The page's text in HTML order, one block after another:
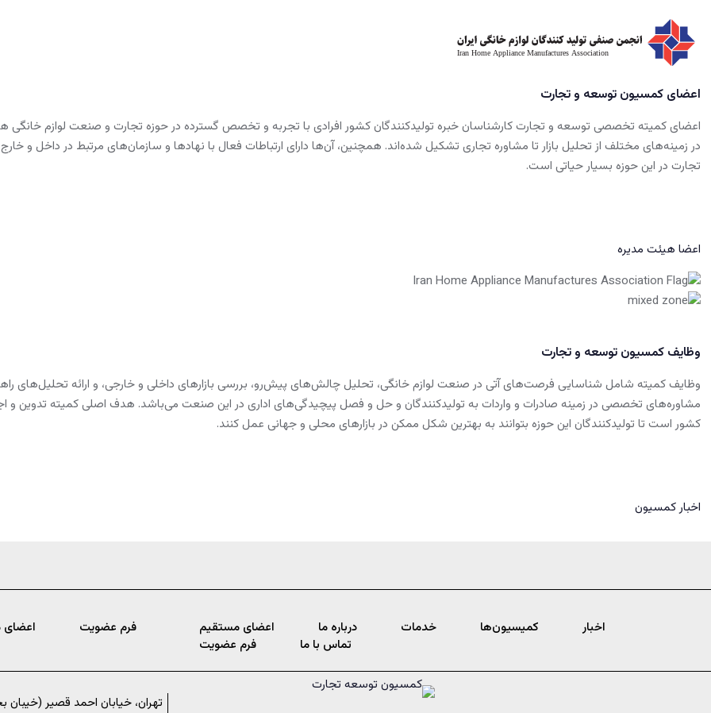
اعضای کمسیون توسعه و تجارت
اعضای کمیته تخصصی توسعه و تجارت کارشناسان خبره تولیدکنندگان کشور افرادی با تجربه و تخصص گسترده در حوزه تجارت و صنعت لوازم خانگی
در زمینه‌های مختلف از تحلیل بازار تا مشاوره تجاری تشکیل شده‌اند. همچنین، آن‌ها دارای ارتباطات فعال با نهادها و سازمان‌های مرتبط در داخل و
تجارت در این حوزه بسیار حیاتی است.
اعضا هیئت مدیره
وظایف کمسیون توسعه و تجارت
وظایف کمیته شامل شناسایی فرصت‌های آتی در صنعت لوازم خانگی، تحلیل چالش‌های پیش‌رو، بررسی بازارهای داخلی و خارجی، و ارائه تحلیل‌های
مشاوره‌های تخصصی در زمینه صادرات و واردات به تولیدکنندگان و حل و فصل پیچیدگی‌های اداری در این صنعت می‌باشد. هدف اصلی کمیته تدوین و
کشور است تا تولیدکنندگان این حوزه بتوانند به بهترین شکل ممکن در بازارهای محلی و جهانی عمل کنند.
اخبار کمسیون
اخبار کمیسیون‌ها خدمات درباره ما
اعضای مستقیم
تماس با ما
فرم عضویت
فرم عضویت
تهران، خیابان احمد قصیر (خیبان